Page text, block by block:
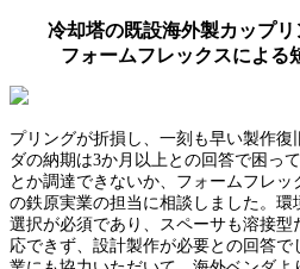
冷却塔の既設海外製カップリ
フォームフレックスによる
プリングが折損し、一刻も早い製作
ダの納期は3か月以上との回答で困っ
とか調達できないか、フォームフレ
の鉄原実業の担当に相談しました。
選択が必須であり、スペーサも溶接
応できず、設計製作が必要との回答